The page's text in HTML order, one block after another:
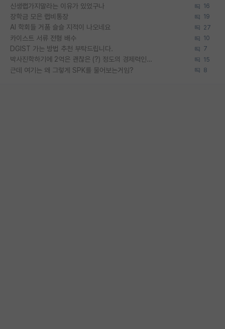
신생랩가지말라는 이유가 있었구나 16
장학금 모은 랩비통장 19
AI 학회들 거품 슬슬 지적이 나오네요 27
카이스트 서류 전형 배수 10
DGIST 가는 방법 추천 부탁드립니다. 7
박사진학하기에 2억은 괜찮은 (?) 정도의 경제력인가요 15
근데 여기는 왜 그렇게 SPK를 물어보는거임? 8